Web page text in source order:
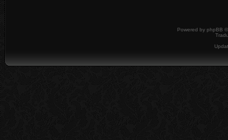
Powered by phpBB